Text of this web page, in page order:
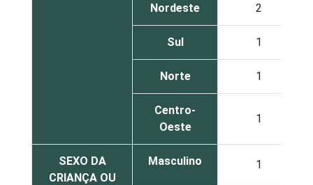
Nordeste 2
Sul 1
Norte 1
Centro-
Oeste
1
SEXO DA
CRIANÇA OU
Masculino 1